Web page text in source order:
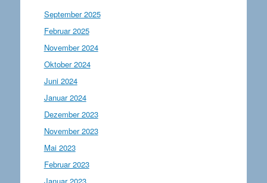
September 2025
Februar 2025
November 2024
Oktober 2024
Juni 2024
Januar 2024
Dezember 2023
November 2023
Mai 2023
Februar 2023